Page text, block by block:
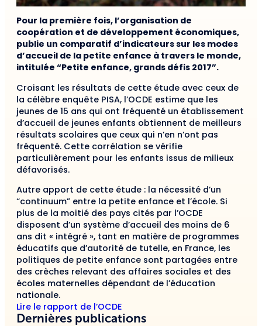
Pour la première fois, l’organisation de
coopération et de développement économiques,
publie un comparatif d’indicateurs sur les modes
d’accueil de la petite enfance à travers le monde,
intitulée “Petite enfance, grands défis 2017”.
Croisant les résultats de cette étude avec ceux de
la célèbre enquête PISA, l’OCDE estime que les
jeunes de 15 ans qui ont fréquenté un établissement
d’accueil de jeunes enfants obtiennent de meilleurs
résultats scolaires que ceux qui n’en n’ont pas
fréquenté. Cette corrélation se vérifie
particulièrement pour les enfants issus de milieux
défavorisés.
Autre apport de cette étude : la nécessité d’un
“continuum” entre la petite enfance et l’école. Si
plus de la moitié des pays cités par l’OCDE
disposent d’un système d’accueil des moins de 6
ans dit « intégré », tant en matière de programmes
éducatifs que d’autorité de tutelle, en France, les
politiques de petite enfance sont partagées entre
des crèches relevant des affaires sociales et des
écoles maternelles dépendant de l’éducation
nationale.
Lire le rapport de l’OCDE
Dernières publications